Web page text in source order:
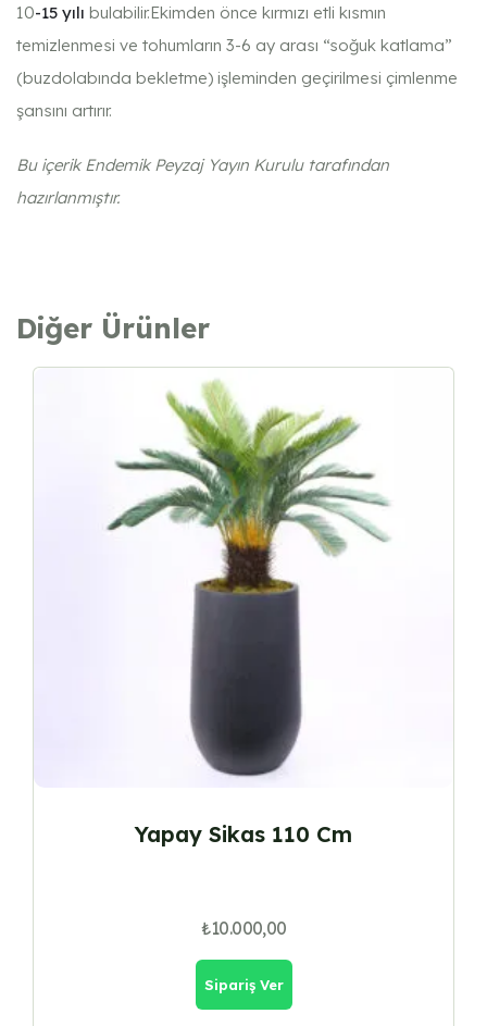
10-15 yılı bulabilir.Ekimden önce kırmızı etli kısmın
temizlenmesi ve tohumların 3-6 ay arası “soğuk katlama”
(buzdolabında bekletme) işleminden geçirilmesi çimlenme
şansını artırır.
Bu içerik Endemik Peyzaj Yayın Kurulu tarafından
hazırlanmıştır.
Diğer Ürünler
Yapay Sikas 110 Cm
₺10.000,00
Sipariş Ver